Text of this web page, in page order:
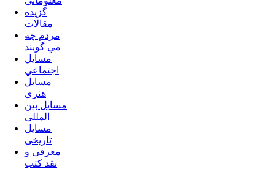
گزیده
مقالات
مردم چه
مي گويند
مسايل
اجتماعي
مسايل
هنری
مسایل بین
المللی
مسایل
تاریخی
معرفی و
نقد کتب